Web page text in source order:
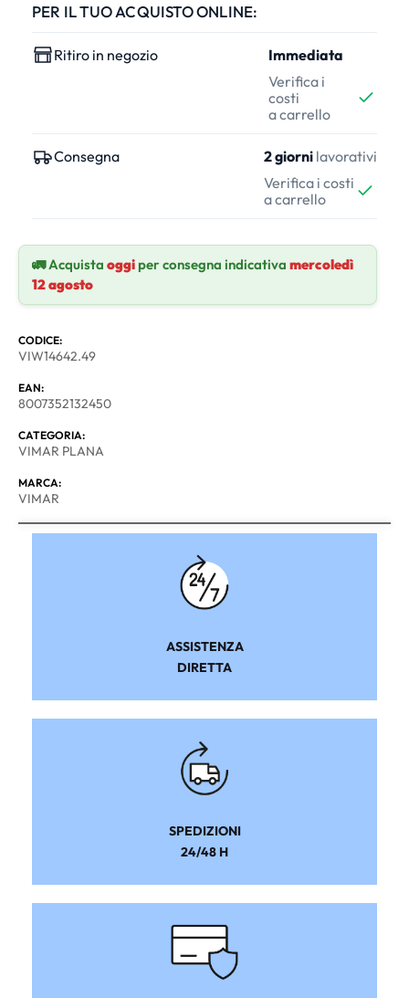
PER IL TUO ACQUISTO ONLINE:
Ritiro in negozio
Immediata
Verifica i
costi
a carrello
Consegna 2 giorni lavorativi
Verifica i costi
a carrello
🚛 Acquista oggiper consegna indicativa mercoledì
12 agosto
CODICE:
VIW14642.49
EAN:
8007352132450
CATEGORIA:
VIMAR PLANA
MARCA:
VIMAR
ASSISTENZA
DIRETTA
SPEDIZIONI
24/48 H